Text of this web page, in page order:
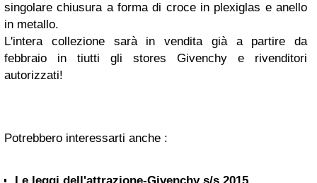
singolare chiusura a forma di croce in plexiglas e anello
in metallo.
L'intera collezione sarà in vendita già a partire da
febbraio in tiutti gli stores Givenchy e rivenditori
autorizzati!
Potrebbero interessarti anche :